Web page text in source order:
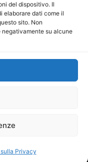
del dispositivo. Il
elaborare dati come il
sito. Non
su alcune
Privacy
Scaglione
Calabrese
a r.l. è
Comunicazione al
info@ladigitale.it